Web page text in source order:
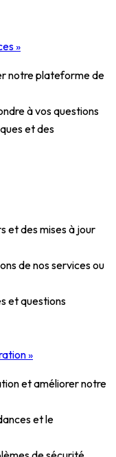
»
notre plateforme de
à vos questions
et des
et des mises à jour
de nos services ou
et questions
»
et améliorer notre
et le